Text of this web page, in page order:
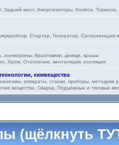
, Задний мост, Амортизаторы, Колёса Тормоза
Стартер Генератор Сигнализация
лонжероны, брызговики, днище, крыша
Хром, Отопление, вентиляция, изоляция
химвещества
аппараты, станки, приборы, методики
вещества Сварка Подъёмные и тяговые
(щёлкнуть